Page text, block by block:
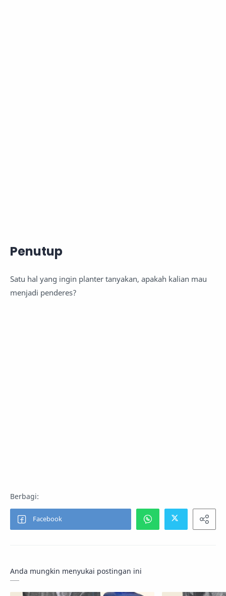
Penutup
Satu hal yang ingin planter tanyakan, apakah kalian mau
menjadi penderes?
Anda mungkin menyukai postingan ini